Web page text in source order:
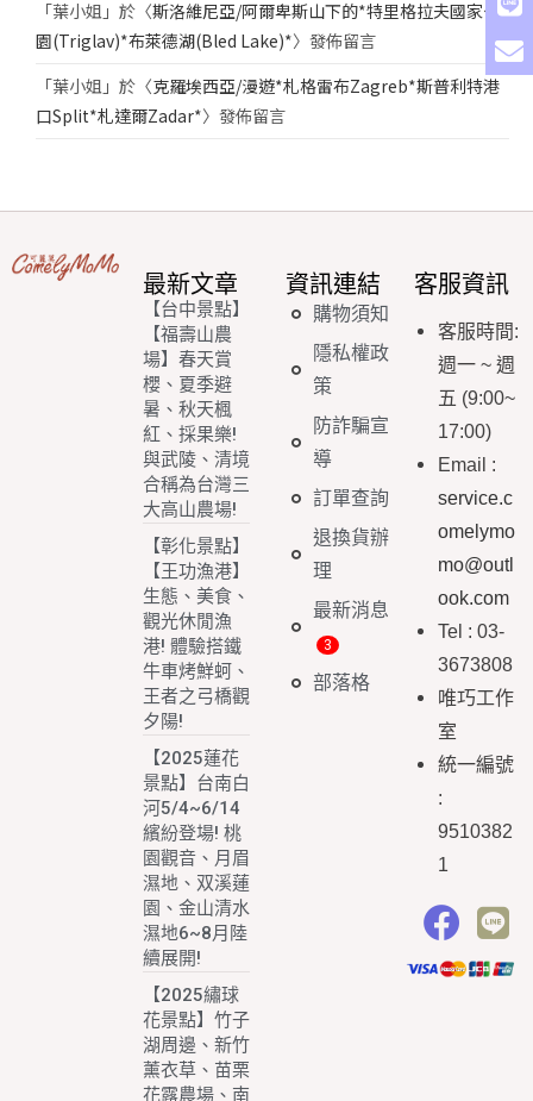
「葉小姐 」於〈斯洛維尼亞/阿爾卑斯山下的*特里格拉夫國家公
園(Triglav)*布萊德湖(Bled Lake)*〉發佈留言
「葉小姐 」於〈克羅埃西亞/漫遊*札格雷布Zagreb*斯普利特港
口Split*札達爾Zadar*〉發佈留言
最新文章
【台中景點】
【福壽山農
場】春天賞
櫻、夏季避
暑、秋天楓
紅、採果樂!
與武陵、清境
合稱為台灣三
大高山農場!
【彰化景點】
【王功漁港】
生態、美食、
觀光休閒漁
港! 體驗搭鐵
牛車烤鮮蚵、
王者之弓橋觀
夕陽!
【2025蓮花
景點】台南白
河5/4~6/14
繽紛登場! 桃
園觀音、月眉
濕地、双溪蓮
園、金山清水
濕地6~8月陸
續展開!
【2025繡球
花景點】竹子
湖周邊、新竹
薰衣草、苗栗
花露農場、南
資訊連結
購物須知
隱私權政
策
防詐騙宣
導
訂單查詢
退換貨辦
理
最新消息
部落格
客服資訊
客服時間:
週一 ~ 週
五 (9:00~
17:00)
Email :
service.c
omelymo
mo@outl
ook.com
Tel : 03-
3673808
唯巧工作
室
統一編號
:
9510382
1